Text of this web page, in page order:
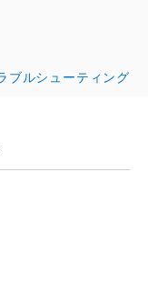
ブルシューティング